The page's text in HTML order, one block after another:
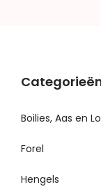
Boilies, Aas en
Forel
Hengels